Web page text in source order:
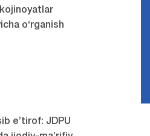
o‘rganish
e’tirof: JDPU